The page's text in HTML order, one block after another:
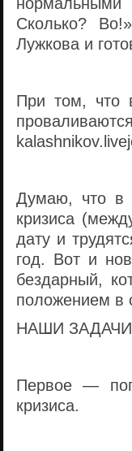
Сколько?
Лужкова и
При том, что
Думаю, что в
кризиса
дату и
год. Вот и
бездарный,
положением в
НАШИ ЗАДАЧИ
Первое —
кризиса.